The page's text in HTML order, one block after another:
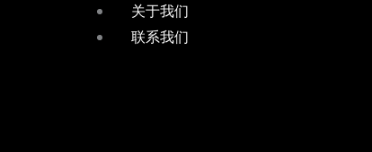
关于我们
联系我们